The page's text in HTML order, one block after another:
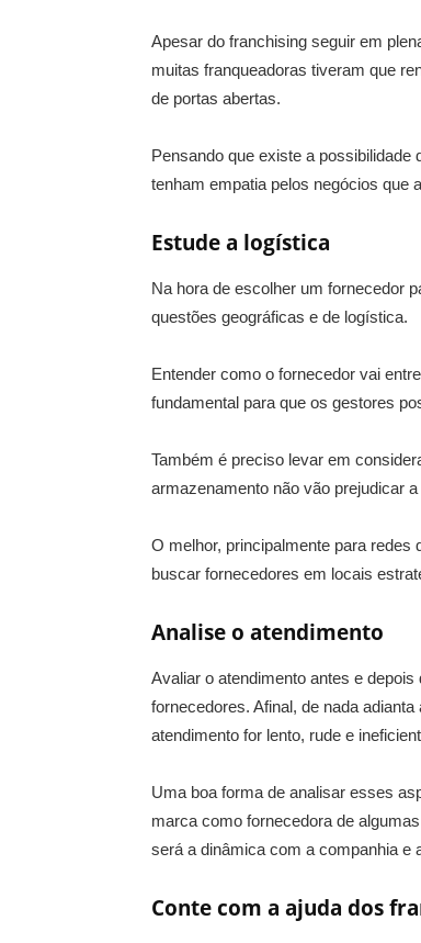
Apesar do franchising seguir em
muitas franqueadoras tiveram que
de portas abertas.
Pensando que existe a
tenham empatia pelos negócios que
Estude a logística
Na hora de escolher um fornecedor
questões geográficas e de logística.
Entender como o fornecedor vai
fundamental para que os gestores
Também é preciso levar em
armazenamento não vão prejudicar
O melhor, principalmente para
buscar fornecedores em locais
Analise o atendimento
Avaliar o atendimento antes e
fornecedores. Afinal, de nada
atendimento for lento, rude e
Uma boa forma de analisar esses
marca como fornecedora de
será a dinâmica com a companhia e
Conte com a ajuda dos